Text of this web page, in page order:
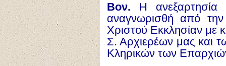
Βον. Η ανεξαρτησία
αναγνωρισθή από
Χριστού Εκκλησίαν με
Σ. Αρχιερέων μας και
Κληρικών των